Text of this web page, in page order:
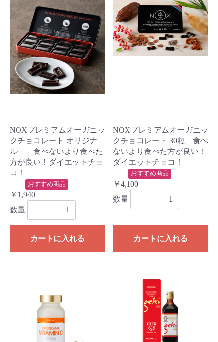
NOXプレミアムオーガニッ
クチョコレート オリジナ
ル 食べないより食べた
方が良い！ダイエットチョ
コ！
おすすめ商品
￥1,940
数量
カートに入れる
NOXプレミアムオーガニッ
クチョコレート 30粒 食べ
ないより食べた方が良い！
ダイエットチョコ！
おすすめ商品
￥4,100
数量
カートに入れる